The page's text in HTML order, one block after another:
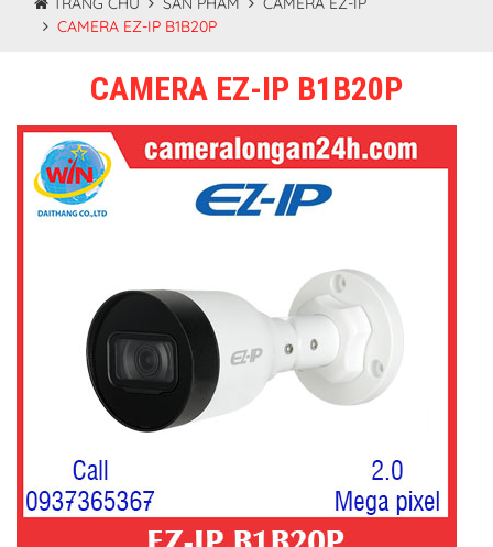
CAMERA EZ-IP B1B20P
CAMERA EZ-IP B1B20P